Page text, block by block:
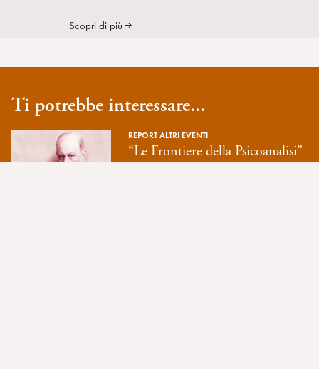
Scopri di più
Ti potrebbe interessare...
REPORT ALTRI EVENTI
“Le Frontiere della Psicoanalisi”
Lavarone (TN), 28/6-1/7/2024.